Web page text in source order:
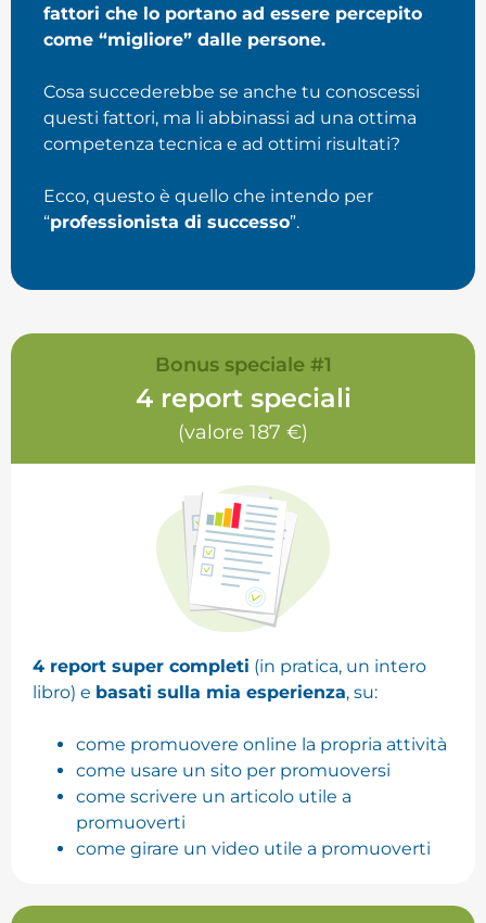
fattori che lo portano ad essere percepito
come “migliore” dalle persone.
Cosa succederebbe se anche tu conoscessi
questi fattori, ma li abbinassi ad una ottima
competenza tecnica e ad ottimi risultati?
Ecco, questo è quello che intendo per
“professionista di successo”.
Bonus speciale #1
4 report speciali
(valore 187 €)
4 report super completi (in pratica, un intero
libro) e basati sulla mia esperienza, su:
come promuovere online la propria attività
come usare un sito per promuoversi
come scrivere un articolo utile a
promuoverti
come girare un video utile a promuoverti